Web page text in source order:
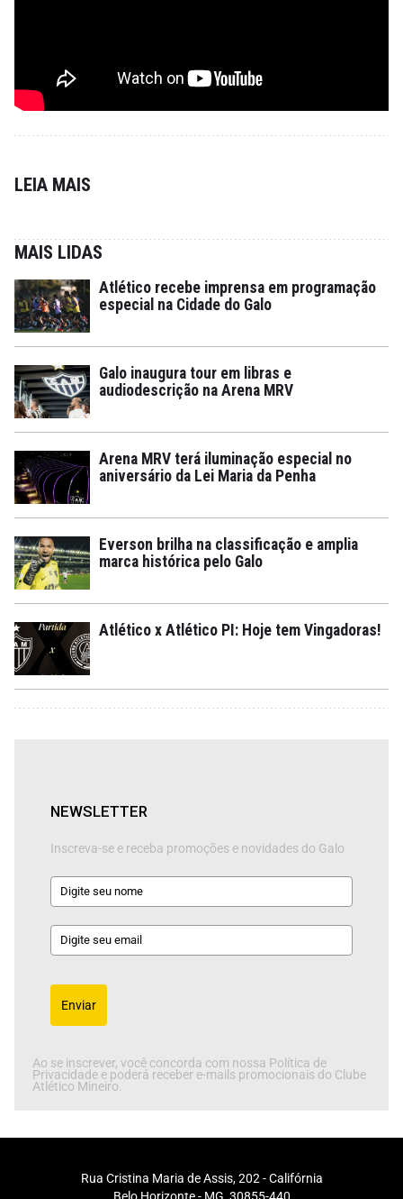
LEIA MAIS
MAIS LIDAS
Atlético recebe imprensa em programação
especial na Cidade do Galo
Galo inaugura tour em libras e
audiodescrição na Arena MRV
Arena MRV terá iluminação especial no
aniversário da Lei Maria da Penha
Everson brilha na classificação e amplia
marca histórica pelo Galo
Atlético x Atlético PI: Hoje tem Vingadoras!
NEWSLETTER
Inscreva-se e receba promoções e novidades do Galo
Enviar
Ao se inscrever, você concorda com nossa Política de
Privacidade e poderá receber e-mails promocionais do Clube
Atlético Mineiro.
Rua Cristina Maria de Assis, 202 - Califórnia